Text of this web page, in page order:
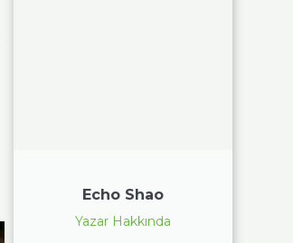
Echo Shao
Yazar Hakkında